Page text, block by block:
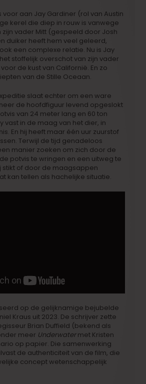
voor aan Jay Gardiner (rol van Austin
kerel die diep in rouw is vanwege
vader Mitt (gespeeld door Josh
duiker heeft hem veel geleerd,
een complexe relatie. Nu is Jay
stoffelijk overschot van zijn vader
de kust van Californië. En zo
van de Stille Oceaan.
slaat echter om een ware
de hoofdfiguur levend opgeslokt
van 24 meter lang en 60 ton
vast in de maag van het dier, in
En hij heeft maar één uur zuurstof
Terwijl de tijd genadeloos
manier zoeken om zich door de
potvis te wringen en een uitweg te
stikt of door de maagsappen
kan tellen als hachelijke situatie.
op de gelijknamige bejubelde
Kraus uit 2023. De schrijver zette
Brian Duffield (bekend als
meer Underwatermet Kristen
op papier. Die samenwerking
de authenticiteit van de film, die
concept wetenschappelijk